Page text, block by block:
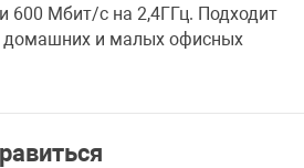
600 Мбит/с на 2,4ГГц. Подходит
домашних и малых офисных